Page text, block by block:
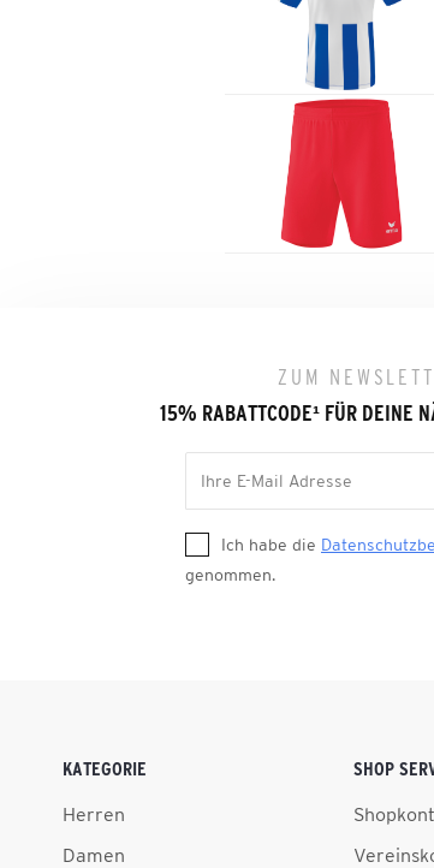
ZUM
15% RABATTCODE¹FÜR DEINE
Ich habe die
genommen.
KATEGORIE
Herren
Damen
SHOP